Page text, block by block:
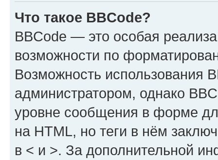
Что такое BBCode?
BBCode — это особая
возможности по
Возможность использования
администратором, однако
уровне сообщения в форме
на HTML, но теги в нём
в < и >. За дополнительной